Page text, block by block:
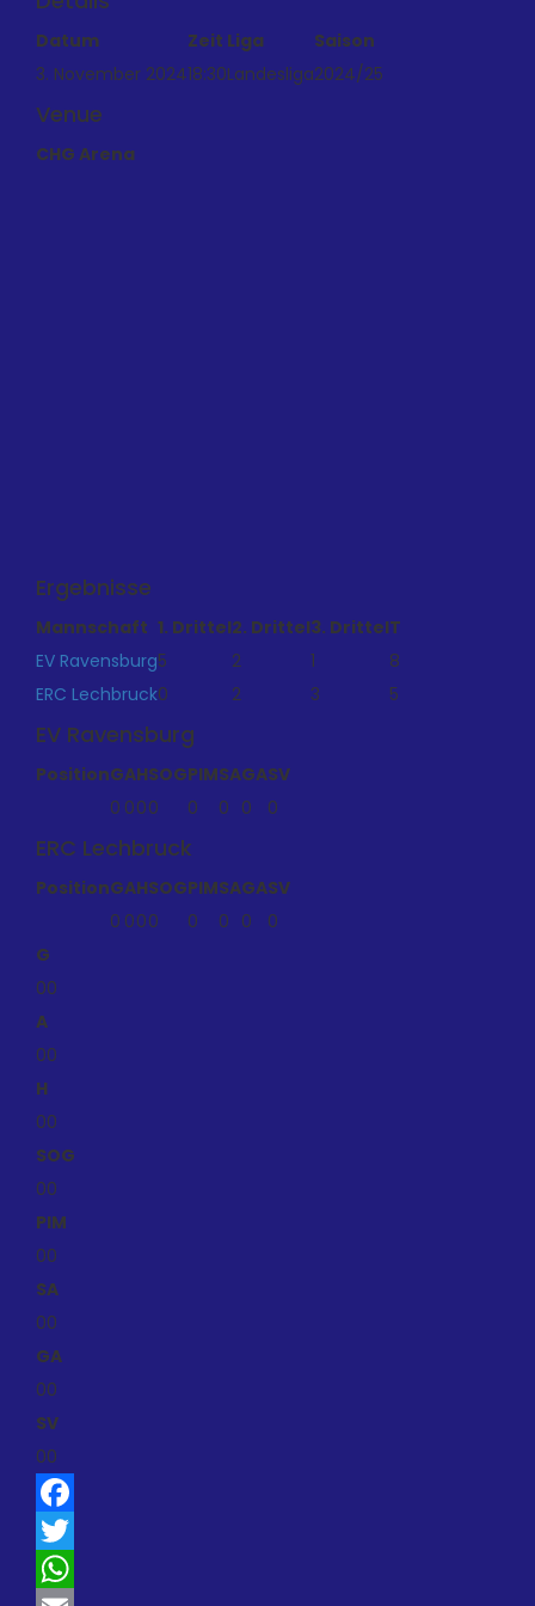
Datum Zeit Liga
Saison
3. November 202418:30Landesliga2024/25
Venue
CHG Arena
Ergebnisse
Mannschaft 1. Drittel2. Drittel3. DrittelT
EV Ravensburg5 2 1
8
ERC Lechbruck0 2 3 5
EV Ravensburg
PositionGAHSOGPIMSAGASV
0 000 0 0 0 0
ERC Lechbruck
PositionGAHSOGPIMSAGASV
0 000 0 0 0
0
G
00
A
00
H
00
SOG
00
PIM
00
SA
00
GA
00
SV
00
Facebook
Twitter